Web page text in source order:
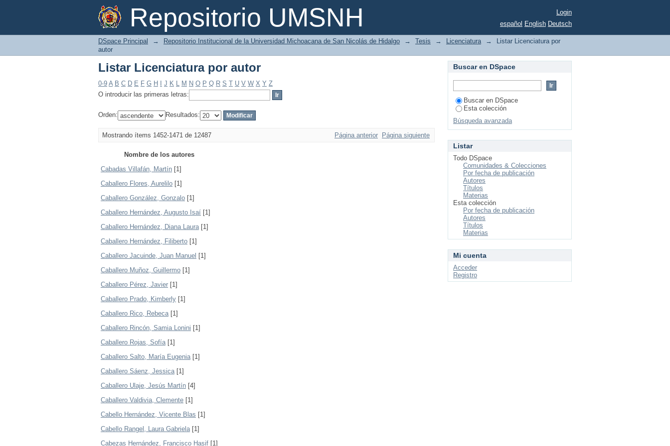
Repositorio UMSNH
Listar Licenciatura por autor
Login
español English Deutsch
DSpace Principal → Repositorio Institucional de la Universidad Michoacana de San Nicolás de Hidalgo → Tesis → Licenciatura →
Listar Licenciatura por
autor
Listar Licenciatura por autor
0-9 A B C D E F G H J K L M N O P Q R S T U V W X Y Z
O introducir las primeras letras:
Orden: Resultados:
Mostrando ítems 1452-1471 de 12487 Página anterior Página siguiente
Nombre de los autores
Cabadas Villafán, Martín [1]
Caballero Flores, Aurelilo [1]
Caballero González, Gonzalo [1]
Caballero Hernández, Augusto Isaí [1]
Caballero Hernández, Diana Laura[1]
Caballero Hernández, Filiberto [1]
Caballero Jacuinde, Juan Manuel [1]
Caballero Muñoz, Guillermo [1]
Caballero Pérez, Javier [1]
Caballero Prado, Kimberly [1]
Caballero Rico, Rebeca[1]
Caballero Rincón, Samia Lonini [1]
Caballero Rojas, Sofía[1]
Caballero Salto, María Eugenia[1]
Caballero Sáenz, Jessica[1]
Caballero Ulaje, Jesús Martín [4]
Caballero Valdivia, Clemente [1]
Cabello Hernández, Vicente Blas [1]
Cabello Rangel, Laura Gabriela[1]
Cabezas Hernández, Francisco Hasif [1]
Buscar en DSpace
Buscar en DSpace
Esta colección
Búsqueda avanzada
Listar
Todo DSpace
Comunidades & Colecciones
Por fecha de publicación
Autores
Títulos
Materias
Esta colección
Por fecha de publicación
Autores
Títulos
Materias
Mi cuenta
Acceder
Registro